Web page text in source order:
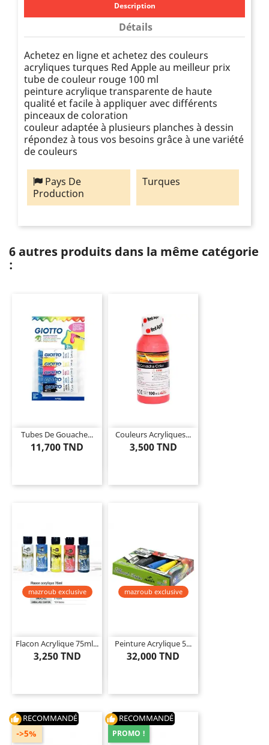
Description
Détails
Achetez en ligne et achetez des couleurs
acryliques turques Red Apple au meilleur prix
tube de couleur rouge 100 ml
peinture acrylique transparente de haute
qualité et facile à appliquer avec différents
pinceaux de coloration
couleur adaptée à plusieurs planches à dessin
répondez à tous vos besoins grâce à une variété
de couleurs
Pays De
Production
Turques
6 autres produits dans la même catégorie
:
Tubes De Gouache...
11,700 TND
Couleurs Acryliques...
3,500 TND
Flacon Acrylique 75ml...
3,250 TND
mazroub exclusive
Peinture Acrylique 5...
32,000 TND
mazroub exclusive
thumb_up RECOMMANDÉ
->5%
thumb_up RECOMMANDÉ
PROMO !